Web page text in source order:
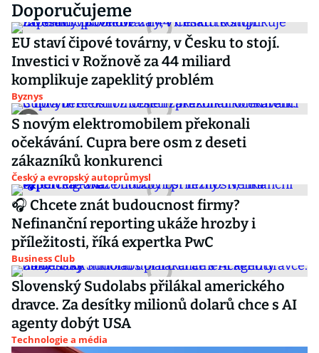
Doporučujeme
EU staví čipové továrny, v Česku to stojí.
Investici v Rožnově za 44 miliard
komplikuje zapeklitý problém
Byznys
S novým elektromobilem překonali
očekávání. Cupra bere osm z deseti
zákazníků konkurenci
Český a evropský autoprůmysl
🎧 Chcete znát budoucnost firmy?
Nefinanční reporting ukáže hrozby i
příležitosti, říká expertka PwC
Business Club
Slovenský Sudolabs přilákal amerického
dravce. Za desítky milionů dolarů chce s AI
agenty dobýt USA
Technologie a média